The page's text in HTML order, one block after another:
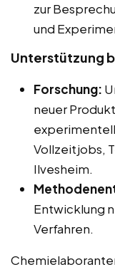
zur
und
Unterstützung
Forschung:
neuer
Vollzeitjobs,
Ilvesheim.
Entwicklung
Verfahren.